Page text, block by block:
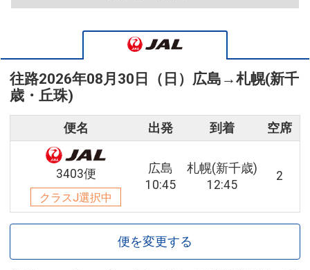
往路2026年08月30日（日） 広島 →札幌(新千
歳・丘珠)
便名 出発 到着 空席
3403便
クラスJ選択中
広島
10:45
札幌(新千歳)
12:45
2
便を変更する